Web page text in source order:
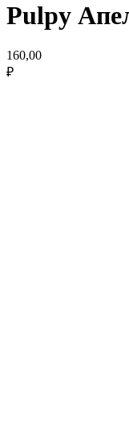
Pulpy
160,00
₽